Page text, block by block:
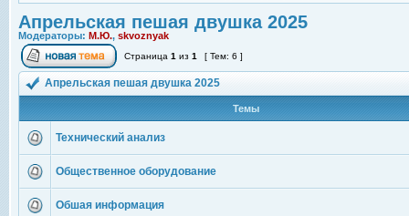
Апрельская пешая двушка 2025
Модераторы: М.Ю., skvoznyak
Страница 1 из 1 [ Тем: 6 ]
Апрельская пешая двушка 2025
Темы
Технический анализ
Общественное оборудование
Обшая информация